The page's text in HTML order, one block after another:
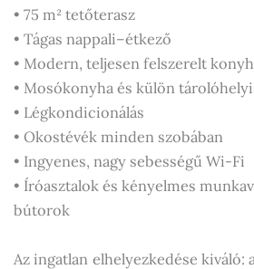
• 75 m² tetőterasz
• Tágas nappali–étkező
• Modern, teljesen felszerelt
• Mosókonyha és külön
• Légkondicionálás
• Okostévék minden szobában
• Ingyenes, nagy sebességű Wi-Fi
• Íróasztalok és kényelmes
bútorok
Az ingatlan elhelyezkedése kiváló: